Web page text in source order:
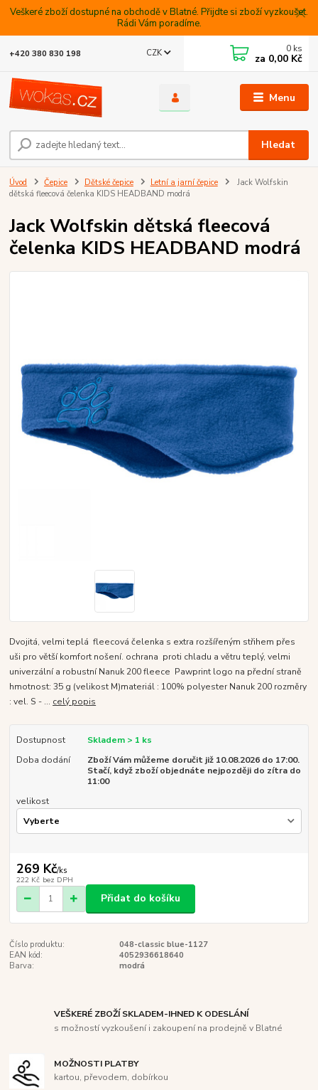
Veškeré zboží dostupné na obchodě v Blatné. Přijdte si zboží vyzkoušet.
Rádi Vám poradíme.
Menu
CZK
Hledat
+420 380 830 198 0 ks
za 0,00 Kč
Úvod Čepice Dětské čepice Letní a jarní čepice
Jack Wolfskin
dětská fleecová čelenka KIDS HEADBAND modrá
Jack Wolfskin dětská fleecová
čelenka KIDS HEADBAND modrá
Dvojitá, velmi teplá fleecová čelenka s extra rozšířeným střihem přes
uši pro větší komfort nošení. ochrana proti chladu a větru teplý, velmi
univerzální a robustní Nanuk 200 fleece Pawprint logo na přední straně
hmotnost: 35 g (velikost M)materiál : 100% polyester Nanuk 200 rozměry
: vel. S - ... celý popis
Dostupnost
Skladem > 1 ks
Doba dodání
Zboží Vám můžeme doručit již 10.08.2026 do 17:00.
Stačí, když zboží objednáte nejpozději do zítra do
11:00
velikost
269 Kč/ks
222 Kč bez DPH
Přidat do košíku
Číslo produktu:
048-classic blue-1127
EAN kód:
4052936618640
Barva:
modrá
VEŠKERÉ ZBOŽÍ SKLADEM-IHNED K ODESLÁNÍ
s možností vyzkoušení i zakoupení na prodejně v Blatné
MOŽNOSTI PLATBY
kartou, převodem, dobírkou